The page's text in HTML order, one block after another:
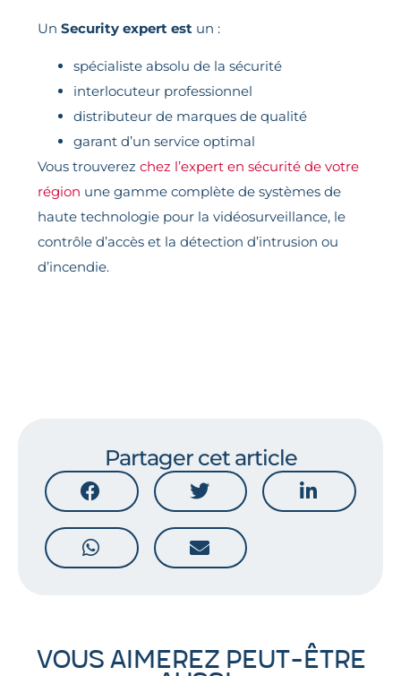
Un Security expert est un :
spécialiste absolu de la sécurité
interlocuteur professionnel
distributeur de marques de qualité
garant d’un service optimal
Vous trouverez chez l’expert en sécurité de votre
région une gamme complète de systèmes de
haute technologie pour la vidéosurveillance, le
contrôle d’accès et la détection d’intrusion ou
d’incendie.
Partager cet article
Vous aimerez peut-être